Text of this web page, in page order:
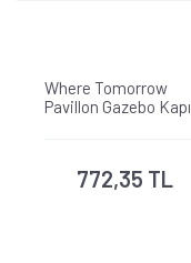
Where Tomorrow
Pavillon Gazebo Kapı
772,35 TL